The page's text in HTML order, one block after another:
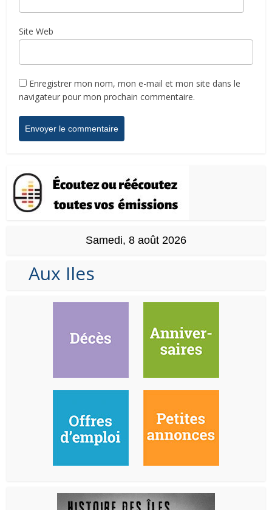
Site Web
Enregistrer mon nom, mon e-mail et mon site dans le
navigateur pour mon prochain commentaire.
Samedi, 8 août 2026
Aux Iles